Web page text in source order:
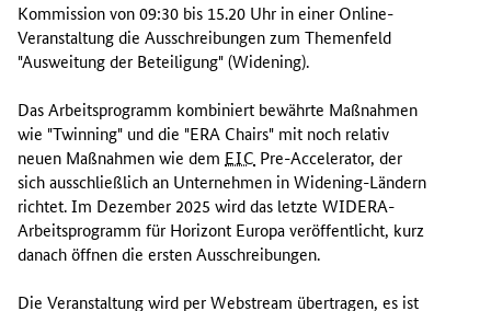
.
J
a
u
a
r
2
0
2
6
r
Kommission von 09:30 bis 15.20 Uhr in einer Online-
Veranstaltung die Ausschreibungen zum Themenfeld
"Ausweitung der Beteiligung" (Widening).
Das Arbeitsprogramm kombiniert bewährte Maßnahmen
wie "Twinning" und die "ERA Chairs" mit noch relativ
neuen Maßnahmen wie dem EIC Pre-Accelerator, der
sich ausschließlich an Unternehmen inWidening-Ländern
richtet. Im Dezember 2025 wird das letzte WIDERA-
Arbeitsprogramm für Horizont Europa veröffentlicht, kurz
danach öffnen die ersten Ausschreibungen.
Die Veranstaltung wird perWebstream übertragen, es ist